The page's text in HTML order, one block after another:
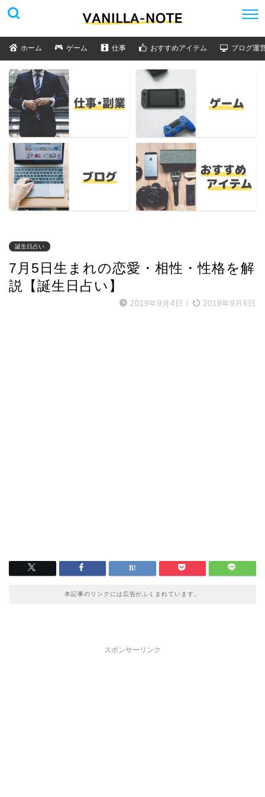
ホーム ゲーム 仕事 おすすめアイテム ブログ運
誕生日占い
7月5日生まれの恋愛・相性・性格を解
説【誕生日占い】
2019年9月4日 / 2019年9月6日
本記事のリンクには広告がふくまれています。
スポンサーリンク